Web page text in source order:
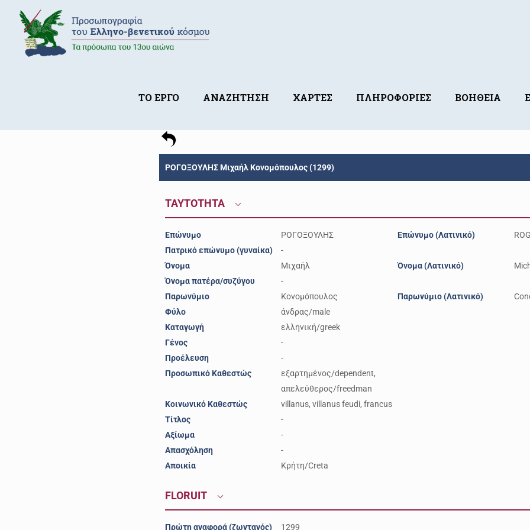
ΤΟ ΕΡΓΟ ΑΝΑΖΗΤΗΣΗ ΧΑΡΤΕΣ ΠΛΗΡΟΦΟΡΙΕΣ ΒΟΗΘΕΙΑ
ΡΟΓΟΞΟΥΛΗΣ Μιχαήλ Κονομόπουλος (1299)
ΤΑΥΤΟΤΗΤΑ
Επώνυμο
ΡΟΓΟΞΟΥΛΗΣ
Πατρικό επώνυμο (γυναίκα)
-
Όνομα
Μιχαήλ
Όνομα πατέρα/συζύγου
-
Παρωνύμιο
Κονομόπουλος
Φύλο
άνδρας/male
Καταγωγή
ελληνική/greek
Γένος
-
Προέλευση
-
Προσωπικό Καθεστώς
εξαρτημένος/dependent,
απελεύθερος/freedman
Κοινωνικό Καθεστώς
villanus, villanus feudi, francus
Τίτλος
-
Αξίωμα
-
Απασχόληση
-
Αποικία
Κρήτη/Creta
Επώνυμο (Λατινικό)
Όνομα (Λατινικό)
Παρωνύμιο (Λατινικό)
FLORUIT
Πρώτη αναφορά (ζωντανός)
1299